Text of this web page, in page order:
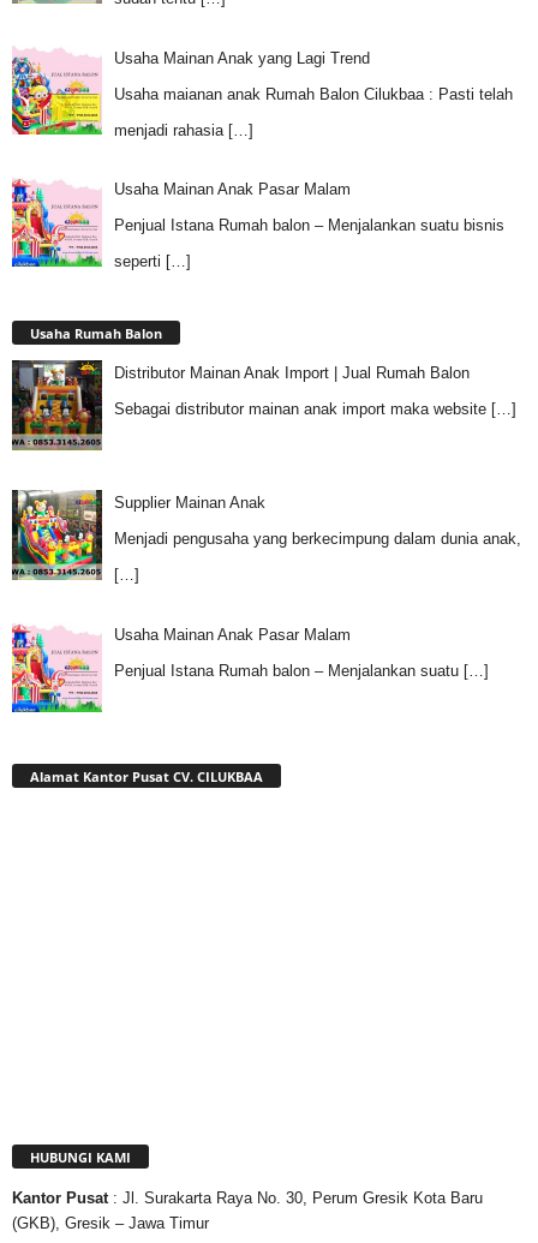
Usaha Mainan Anak yang Lagi Trend
Usaha maianan anak Rumah Balon Cilukbaa : Pasti telah
menjadi rahasia […]
Usaha Mainan Anak Pasar Malam
Penjual Istana Rumah balon – Menjalankan suatu bisnis
seperti […]
Usaha Rumah Balon
Distributor Mainan Anak Import | Jual Rumah Balon
Sebagai distributor mainan anak import maka website […]
Supplier Mainan Anak
Menjadi pengusaha yang berkecimpung dalam dunia anak,
[…]
Usaha Mainan Anak Pasar Malam
Penjual Istana Rumah balon – Menjalankan suatu […]
Alamat Kantor Pusat CV. CILUKBAA
HUBUNGI KAMI
Kantor Pusat: Jl. Surakarta Raya No. 30, Perum Gresik Kota Baru
(GKB), Gresik – Jawa Timur